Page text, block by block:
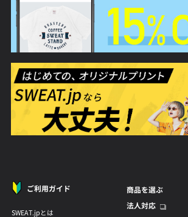
ご利用ガイド
SWEAT.jpとは
商品を選ぶ
法人対応